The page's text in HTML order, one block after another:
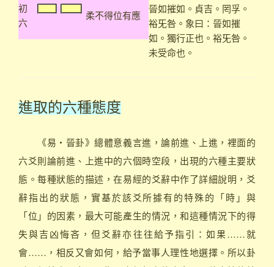
初
六
柔不得位有應
晉如摧如。貞吉。罔孚。
裕旡咎。象曰：晉如摧
如。獨行正也。裕旡咎。
未受命也。
進取的六種態度
《易‧晉卦》總體意義言進，論前進、上進，裡面的
六爻則論前進、上進中的六個時空段，出現的六種主要狀
態。每種狀態的描述，在易經的爻辭中作了詳細說明，爻
辭指出的狀態，實基於該爻所據有的特殊的「時」與
「位」的因素，最大可能產生的情況，和這種情況下的得
失與吉凶悔吝，但爻辭亦往往給予指引：如果……就
會……，相反又會如何，給予當事人理性地選擇。所以卦